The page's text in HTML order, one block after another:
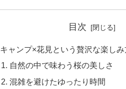
目次
キャンプ×花見という贅沢な楽し
自然の中で味わう桜の美しさ
混雑を避けたゆったり時間